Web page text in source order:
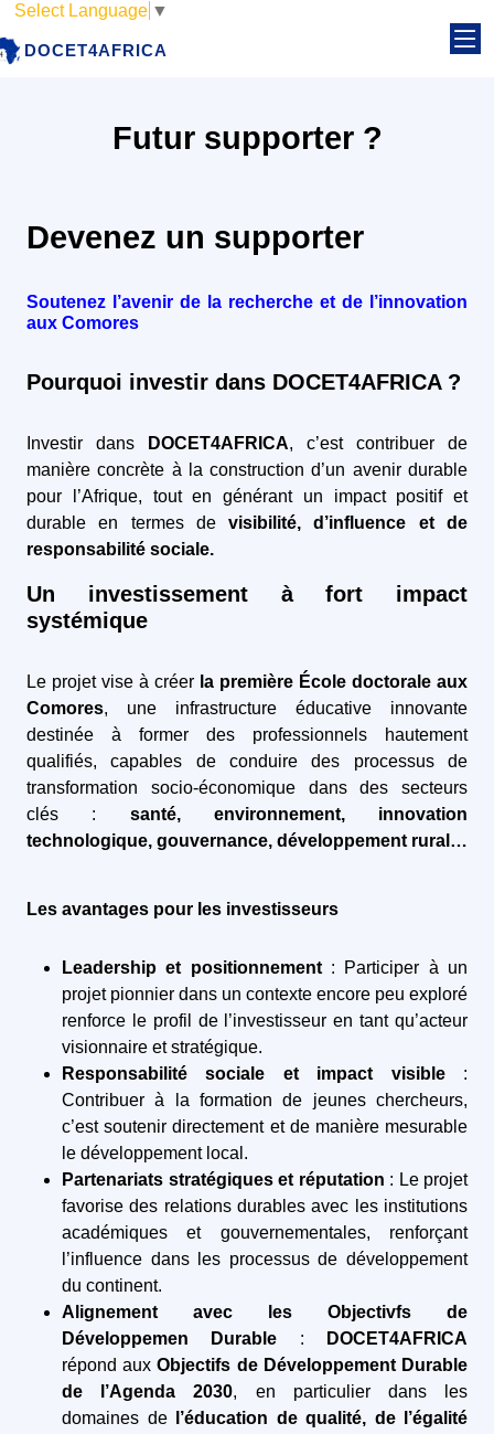
Select Language ▼
DOCET4AFRICA
Futur supporter ?
Devenez un supporter
Soutenez l’avenir de la recherche et de l’innovation
aux Comores
Pourquoi investir dans DOCET4AFRICA ?
Investir dans DOCET4AFRICA, c’est contribuer de
manière concrète à la construction d’un avenir durable
pour l’Afrique, tout en générant un impact positif et
durable en termes devisibilité, d’influence et de
responsabilité sociale.
Un investissement à fort impact
systémique
Le projet vise à créer la première École doctorale aux
Comores, une infrastructure éducative innovante
destinée à former des professionnels hautement
qualifiés, capables de conduire des processus de
transformation socio-économique dans des secteurs
clés : santé, environnement, innovation
technologique, gouvernance, développement rural…
Les avantages pour les investisseurs
Leadership et positionnement : Participer à un
projet pionnier dans un contexte encore peu exploré
renforce le profil de l’investisseur en tant qu’acteur
visionnaire et stratégique.
Responsabilité sociale et impact visible :
Contribuer à la formation de jeunes chercheurs,
c’est soutenir directement et de manière mesurable
le développement local.
Partenariats stratégiques et réputation : Le projet
favorise des relations durables avec les institutions
académiques et gouvernementales, renforçant
l’influence dans les processus de développement
du continent.
Alignement avec les Objectivfs de
Développemen Durable :
DOCET4AFRICA
répond auxObjectifs de Développement Durable
de l’Agenda 2030, en particulier dans les
domaines de
l’éducation de qualité, de l’égalité